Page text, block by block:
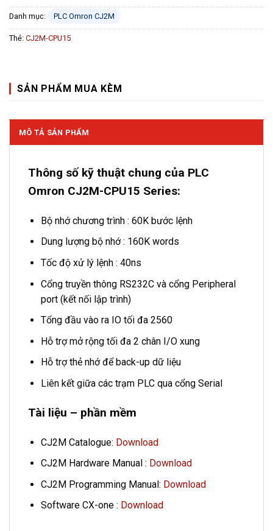
Danh mục: PLC Omron CJ2M
Thẻ: CJ2M-CPU15
SẢN PHẨM MUA KÈM
MÔ TẢ SẢN PHẨM
Thông số kỹ thuật chung của PLC
Omron CJ2M-CPU15 Series:
Bộ nhớ chương trình : 60K bước lệnh
Dung lượng bộ nhớ : 160K words
Tốc độ xử lý lệnh : 40ns
Cổng truyền thông RS232C và cổng Peripheral
port (kết nối lập trình)
Tổng đầu vào ra IO tối đa 2560
Hỗ trợ mở rộng tối đa 2 chân I/O xung
Hỗ trợ thẻ nhớ để back-up dữ liệu
Liên kết giữa các trạm PLC qua cổng Serial
Tài liệu – phần mềm
CJ2M Catalogue: Download
CJ2M Hardware Manual : Download
CJ2M Programming Manual: Download
Software CX-one : Download